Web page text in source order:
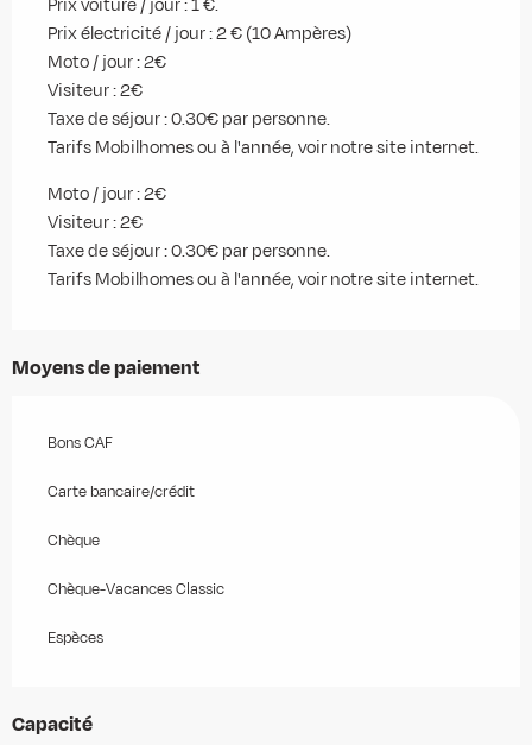
Prix voiture / jour : 1 €.
Prix électricité / jour : 2 € (10 Ampères)
Moto / jour : 2€
Visiteur : 2€
Taxe de séjour : 0.30€ par personne.
Tarifs Mobilhomes ou à l'année, voir notre site internet.
Moto / jour : 2€
Visiteur : 2€
Taxe de séjour : 0.30€ par personne.
Tarifs Mobilhomes ou à l'année, voir notre site internet.
Moyens de paiement
Bons CAF
Carte bancaire/crédit
Chèque
Chèque-Vacances Classic
Espèces
Capacité